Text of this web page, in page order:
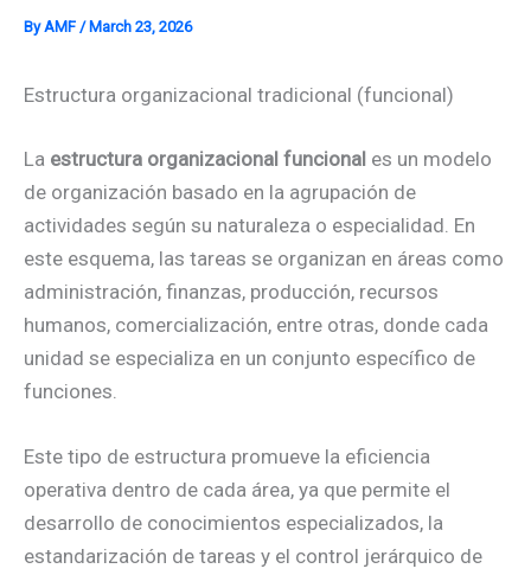
ByAMF / March 23, 2026
Estructura organizacional tradicional (funcional)
La estructura organizacional funcional es un modelo
de organización basado en la agrupación de
actividades según su naturaleza o especialidad. En
este esquema, las tareas se organizan en áreas como
administración, finanzas, producción, recursos
humanos, comercialización, entre otras, donde cada
unidad se especializa en un conjunto específico de
funciones.
Este tipo de estructura promueve la eficiencia
operativa dentro de cada área, ya que permite el
desarrollo de conocimientos especializados, la
estandarización de tareas y el control jerárquico de